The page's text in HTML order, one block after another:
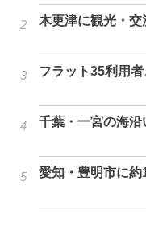
木更津に観光・
フラット35利用
千葉・一宮の海
愛知・豊明市に